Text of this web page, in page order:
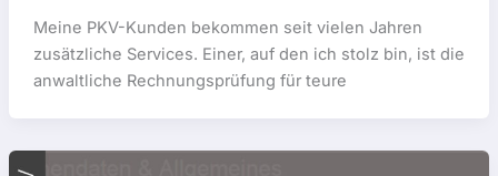
Meine PKV-Kunden bekommen seit vielen Jahren
zusätzliche Services. Einer, auf den ich stolz bin, ist die
anwaltliche Rechnungsprüfung für teure